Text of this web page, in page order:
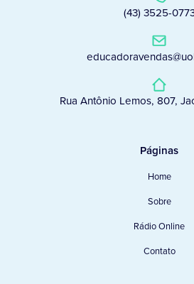
(43) 3525-
Rua Antônio Lemos, 807,
Páginas
Home
Sobre
Rádio Online
Contato